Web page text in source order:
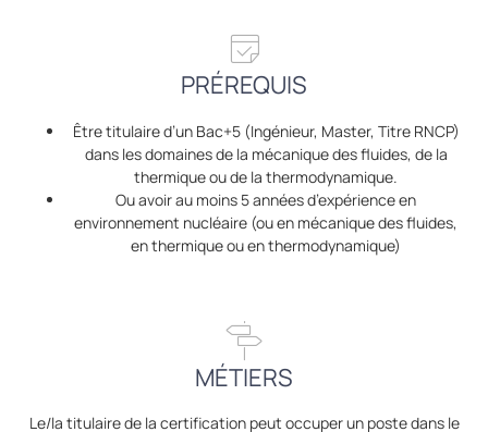
PRÉREQUIS
Être titulaire d’un Bac+5 (Ingénieur, Master, Titre RNCP)
dans les domaines de la mécanique des fluides, de la
thermique ou de la thermodynamique.
Ou avoir au moins 5 années d’expérience en
environnement nucléaire (ou en mécanique des fluides,
en thermique ou en thermodynamique)
MÉTIERS
Le/la titulaire de la certification peut occuper un poste dans le